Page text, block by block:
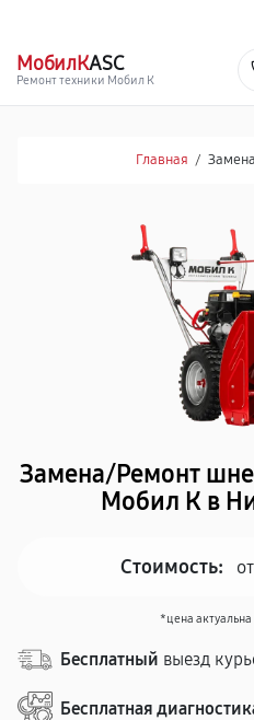
МобилКASC
Ремонт техники Мобил К
Главная /
Замена/Pемонт
Мобил К в
Стоимость:
*цена
Бесплатный выезд
Бесплатная